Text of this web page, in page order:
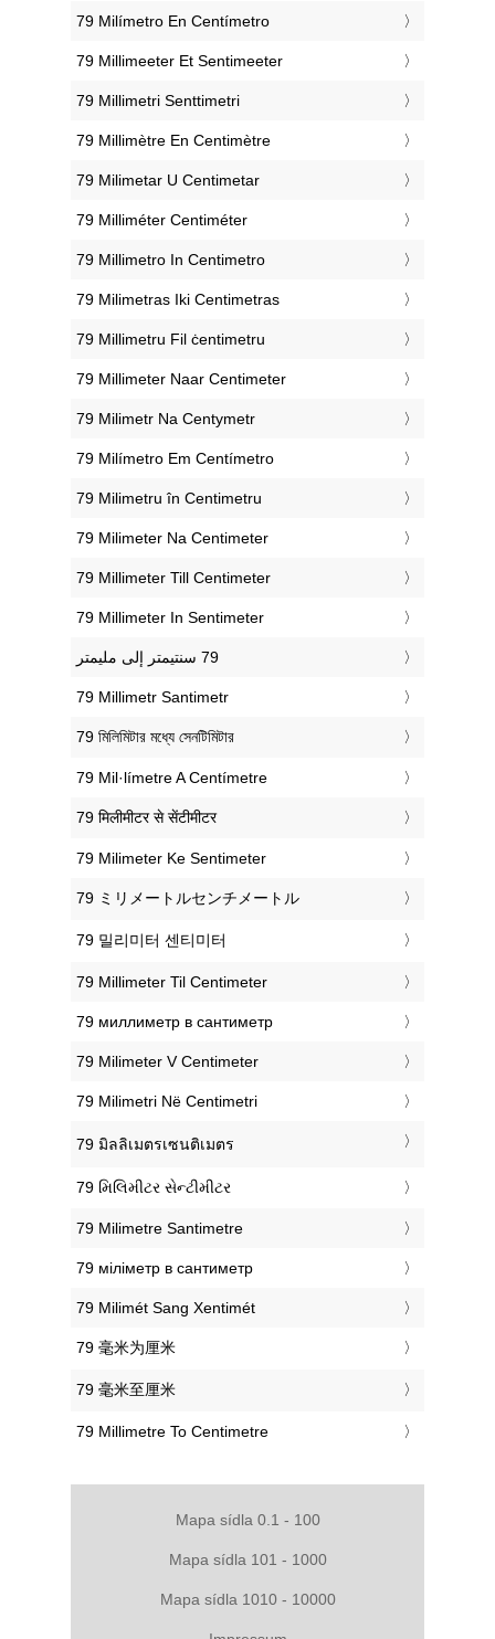
‎79 Milímetro En Centímetro
‎79 Millimeeter Et Sentimeeter
‎79 Millimetri Senttimetri
‎79 Millimètre En Centimètre
‎79 Milimetar U Centimetar
‎79 Milliméter Centiméter
‎79 Millimetro In Centimetro
‎79 Milimetras Iki Centimetras
‎79 Millimetru Fil ċentimetru
‎79 Millimeter Naar Centimeter
‎79 Milimetr Na Centymetr
‎79 Milímetro Em Centímetro
‎79 Milimetru în Centimetru
‎79 Milimeter Na Centimeter
‎79 Millimeter Till Centimeter
‎79 Millimeter In Sentimeter
‎79 Millimetr Santimetr
‎79 মিলিমিটার মধ্যে সেনটিমিটার
‎79 Mil·límetre A Centímetre
‎79 मिलीमीटर से सेंटीमीटर
‎79 Milimeter Ke Sentimeter
‎79 ミリメートルセンチメートル
‎79 밀리미터 센티미터
‎79 Millimeter Til Centimeter
‎79 миллиметр в сантиметр
‎79 Milimeter V Centimeter
‎79 Milimetri Në Centimetri
‎79 มิลลิเมตรเซนติเมตร
‎79 મિલિમીટર સેન્ટીમીટર
‎79 Milimetre Santimetre
‎79 міліметр в сантиметр
‎79 Milimét Sang Xentimét
‎79 毫米为厘米
‎79 毫米至厘米
‎79 Millimetre To Centimetre
Mapa sídla 0.1 - 100
Mapa sídla 101 - 1000
Mapa sídla 1010 - 10000